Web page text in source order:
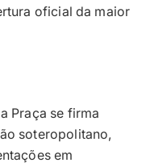
oficial da maior
Praça se firma
soteropolitano,
em